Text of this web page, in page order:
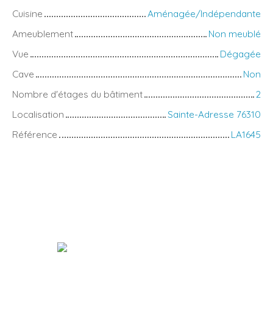
Cuisine
Aménagée/Indépendante
Ameublement
Non meublé
Vue
Dégagée
Cave
Non
Nombre d'étages du bâtiment
2
Localisation
Sainte-Adresse 76310
Référence
LA1645